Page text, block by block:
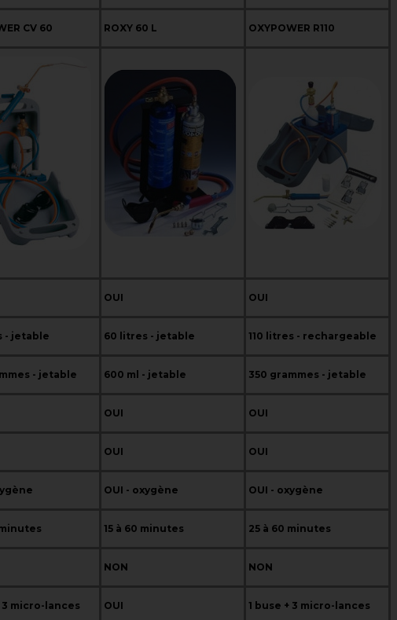
CV 60 ROXY 60 L OXYPOWER R110
OUI OUI
- jetable 60 litres - jetable 110 litres - rechargeable
- jetable 600 ml - jetable 350 grammes - jetable
OUI OUI
OUI OUI
OUI - oxygène OUI - oxygène
15 à 60 minutes 25 à 60 minutes
NON NON
3 micro-lances OUI 1 buse + 3 micro-lances